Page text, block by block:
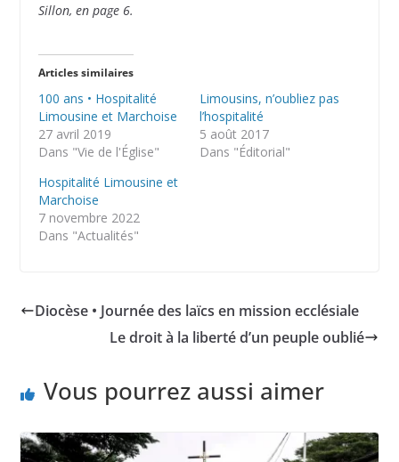
Sillon, en page 6.
Articles similaires
100 ans • Hospitalité
Limousine et Marchoise
27 avril 2019
Dans "Vie de l'Église"
Limousins, n’oubliez pas
l’hospitalité
5 août 2017
Dans "Éditorial"
Hospitalité Limousine et
Marchoise
7 novembre 2022
Dans "Actualités"
Diocèse • Journée des laïcs en mission ecclésiale
Le droit à la liberté d’un peuple oublié
Vous pourrez aussi aimer